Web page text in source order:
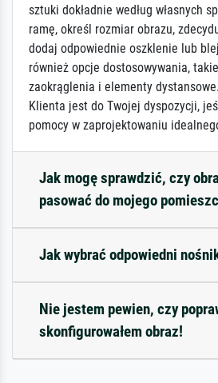
sztuki dokładnie według własnych
ramę, określ rozmiar obrazu,
dodaj odpowiednie oszklenie lub
również opcje dostosowywania,
zaokrąglenia i elementy dystansowe.
Klienta jest do Twojej dyspozycji,
pomocy w zaprojektowaniu
Jak mogę sprawdzić, czy
pasować do mojego
Jak wybrać odpowiedni
Nie jestem pewien, czy
skonfigurowałem obraz!